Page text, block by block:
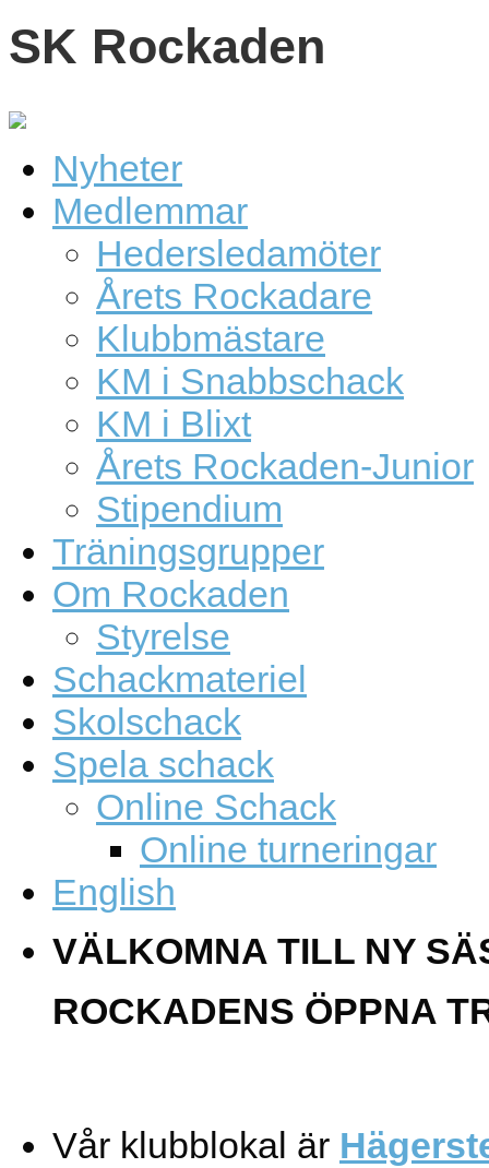
SK Rockaden
Nyheter
Medlemmar
Hedersledamöter
Årets Rockadare
Klubbmästare
KM i Snabbschack
KM i Blixt
Årets Rockaden-Junior
Stipendium
Träningsgrupper
Om Rockaden
Styrelse
Schackmateriel
Skolschack
Spela schack
Online Schack
Online turneringar
English
VÄLKOMNA TILL NY
ROCKADENS ÖPPNA
Vår klubblokal är